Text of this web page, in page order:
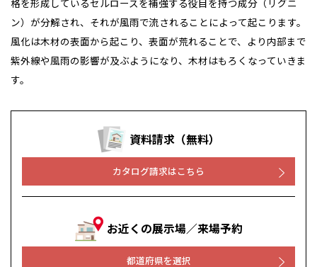
格を形成しているセルロースを補強する役目を持つ成分（リグニ
ン）が分解され、それが風雨で流されることによって起こります。
風化は木材の表面から起こり、表面が荒れることで、より内部まで
紫外線や風雨の影響が及ぶようになり、木材はもろくなっていきま
す。
資料請求（無料）
カタログ請求はこちら
お近くの展示場／来場予約
都道府県を選択